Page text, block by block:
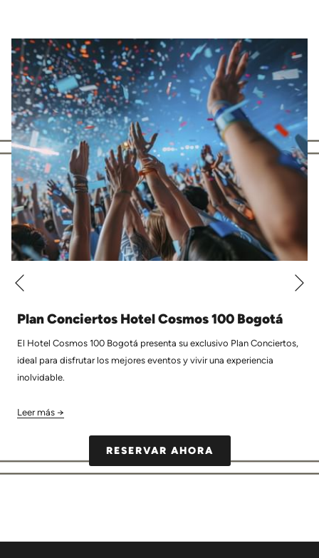
Anterior
Plan Conciertos Hotel Cosmos 100 Bogotá
El Hotel Cosmos 100 Bogotá presenta su exclusivo Plan Conciertos,
ideal para disfrutar los mejores eventos y vivir una experiencia
inolvidable.
Leer más
RESERVAR AHORA
UNA